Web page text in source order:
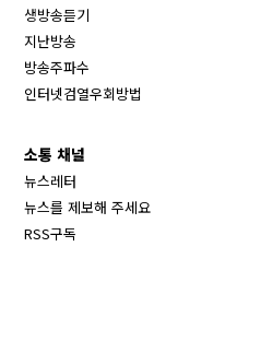
생방송듣기
지난방송
방송주파수
인터넷검열우회방법
소통 채널
뉴스레터
뉴스를 제보해 주세요
RSS구독